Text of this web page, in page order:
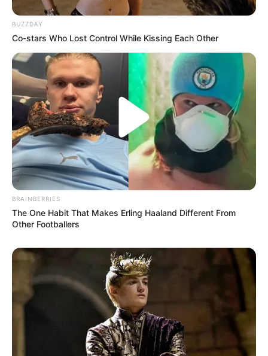
(foto: youtube/5-minute crafts girly)
4. Menggunakan karton telur sebagai rak minuman
dalam lemari es
(foto: youtube/5-minute crafts girly)
5. Anti ribet, masukkan makanan-makanan kecil
dalam satu mangkok, sehingga lemari es terlihat rapi
BUZZDAY
Co-stars Who Lost Control While Kissing Each Other
BRAINBERRIES
The One Habit That Makes Erling Haaland Different From
Other Footballers